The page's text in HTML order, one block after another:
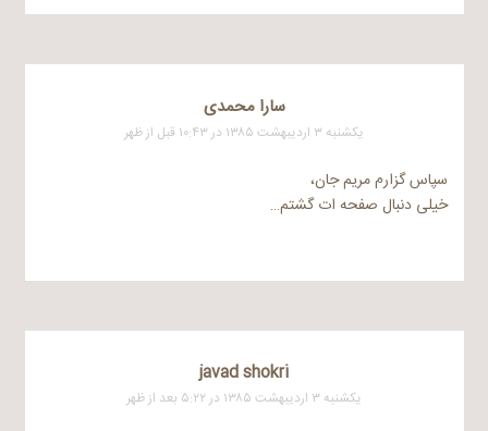
سارا محمدی
یکشنبه ۳ اردیبهشت ۱۳۸۵ در ۱۰:۴۳ قبل از ظهر
سپاس گزارم مریم جان،
خیلی دنبال صفحه ات گشتم…
javad shokri
یکشنبه ۳ اردیبهشت ۱۳۸۵ در ۵:۲۲ بعد از ظهر